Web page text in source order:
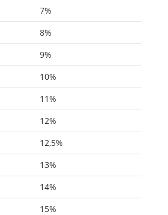
7%
8%
9%
10%
11%
12%
12,5%
13%
14%
15%